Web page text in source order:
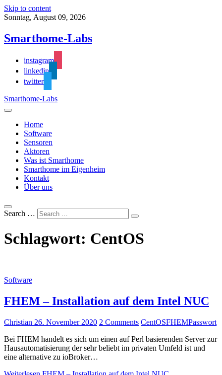
Skip to content
Sonntag, August 09, 2026
Smarthome-Labs
instagram
linkedin
twitter
Smarthome-Labs
Home
Software
Sensoren
Aktoren
Was ist Smarthome
Smarthome im Eigenheim
Kontakt
Über uns
Search …
Schlagwort: CentOS
Software
FHEM – Installation auf dem Intel NUC
Christian 26. November 2020 2 Comments CentOSFHEMPasswort
Bei FHEM handelt es sich um einen auf Perl basierenden Server zur
Hausautomatisierung der sehr beliebt im privaten Umfeld ist und
eine alternative zu ioBroker…